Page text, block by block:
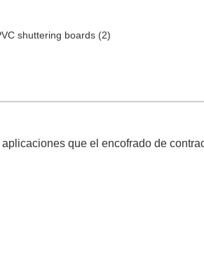
que el encofrado de